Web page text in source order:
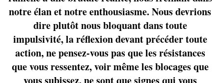
notre élan et notre enthousiasme. Nous devrions
dire plutôt nous bloquant dans toute
impulsivité, la réflexion devant précéder toute
action, ne pensez-vous pas que les résistances
que vous ressentez, voir même les blocages que